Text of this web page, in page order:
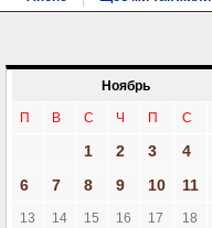
Ноябрь
П В С Ч П С
1 2 3 4
6
7 8 9 10 11
13 14 15 16 17 18